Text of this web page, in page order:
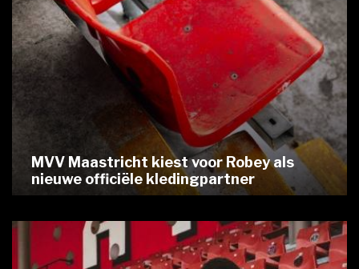
MVV Maastricht kiest voor Robey als
nieuwe officiële kledingpartner